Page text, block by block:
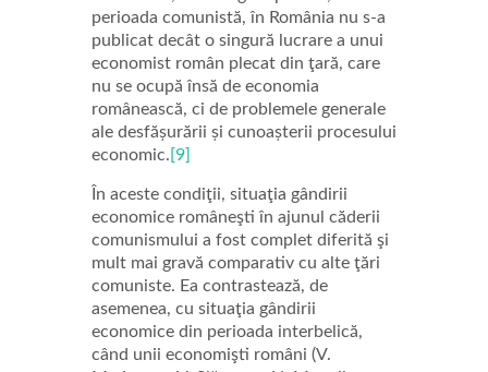
perioada comunistă, în România nu s-a
publicat decât o singură lucrare a unui
economist român plecat din ţară, care
nu se ocupă însă de economia
românească, ci de problemele generale
ale desfășurării și cunoașterii procesului
economic. [9]
În aceste condiţii, situaţia gândirii
economice româneşti în ajunul căderii
comunismului a fost complet diferită şi
mult mai gravă comparativ cu alte ţări
comuniste. Ea contrastează, de
asemenea, cu situaţia gândirii
economice din perioada interbelică,
când unii economişti români (V.